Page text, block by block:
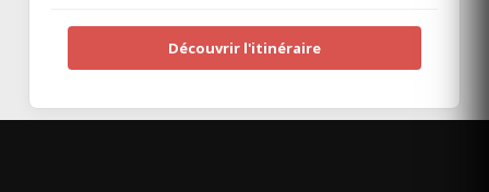
Découvrir l'itinéraire